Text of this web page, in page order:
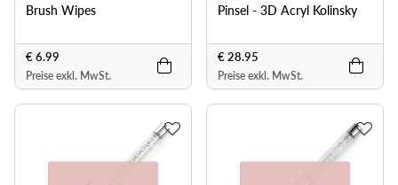
Brush Wipes
€ 6.99
Preise exkl. MwSt.
Pinsel - 3D Acryl Kolinsky
€ 28.95
Preise exkl. MwSt.